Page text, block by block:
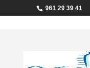
961 29 39 41